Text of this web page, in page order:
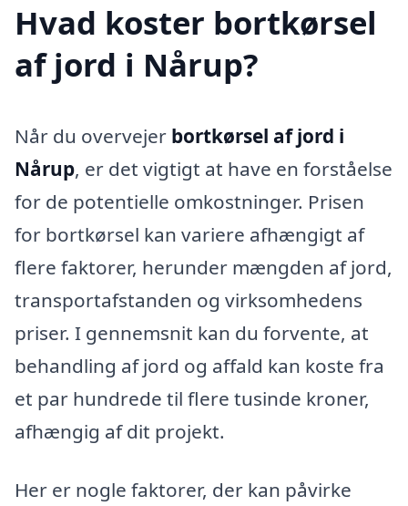
Hvad koster bortkørsel
af jord i Nårup?
Når du overvejer bortkørsel af jord i
Nårup, er det vigtigt at have en forståelse
for de potentielle omkostninger. Prisen
for bortkørsel kan variere afhængigt af
flere faktorer, herunder mængden af jord,
transportafstanden og virksomhedens
priser. I gennemsnit kan du forvente, at
behandling af jord og affald kan koste fra
et par hundrede til flere tusinde kroner,
afhængig af dit projekt.
Her er nogle faktorer, der kan påvirke